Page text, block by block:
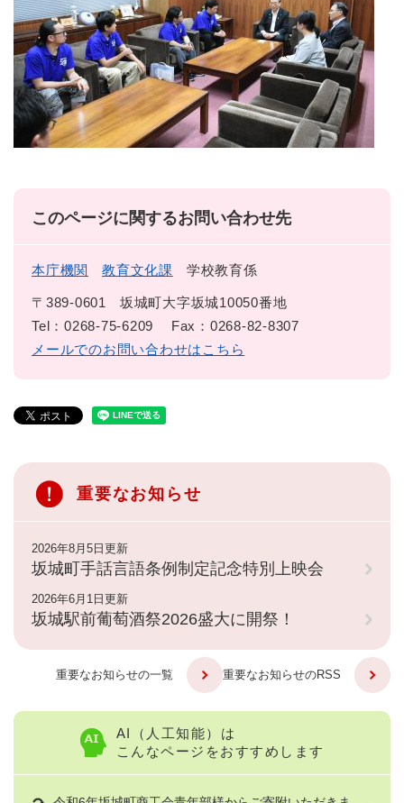
このページに関するお問い合わせ先
本庁機関 教育文化課 学校教育係
〒389-0601
坂城町大字坂城10050番地
Tel：0268-75-6209
Fax：0268-82-8307
メールでのお問い合わせはこちら
重要なお知らせ
2026年8月5日更新
坂城町手話言語条例制定記念特別上映会
2026年6月1日更新
坂城駅前葡萄酒祭2026盛大に開祭！
重要なお知らせの一覧 重要なお知らせのRSS
AI（人工知能）は
こんなページをおすすめします